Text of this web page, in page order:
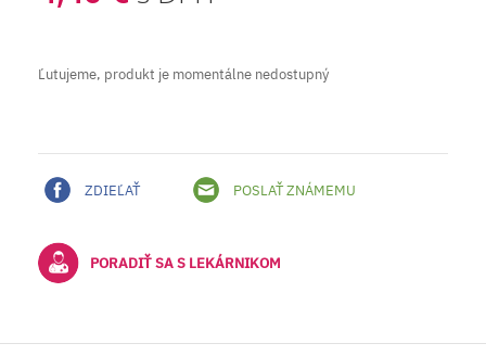
Ľutujeme, produkt je momentálne nedostupný
ZDIEĽAŤ POSLAŤ ZNÁMEMU
PORADIŤ SA S LEKÁRNIKOM